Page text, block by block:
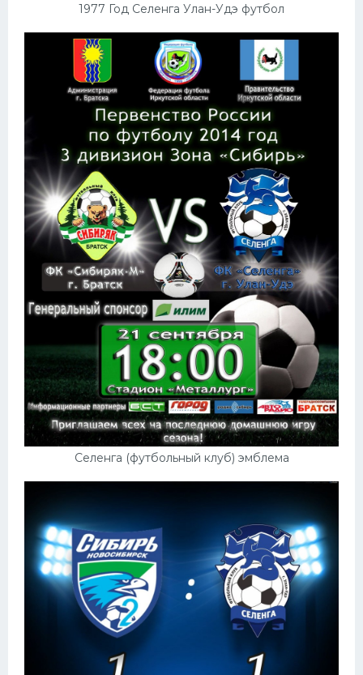
1977 Год Селенга Улан-Удэ футбол
Селенга (футбольный клуб) эмблема